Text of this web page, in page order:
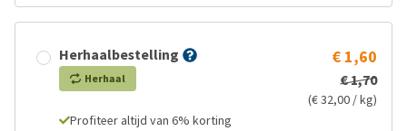
Herhaalbestelling
Herhaal
€ 1,60
€ 1,70
(€ 32,00 / kg)
Profiteer altijd van 6% korting